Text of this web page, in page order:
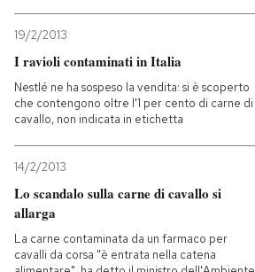
NEWSLETTER
I MIEI PREFERITI
SHOP
AREA PERSONALE
19/2/2013
I ravioli contaminati in Italia
Nestlé ne ha sospeso la vendita: si è scoperto
che contengono oltre l'1 per cento di carne di
cavallo, non indicata in etichetta
14/2/2013
Lo scandalo sulla carne di cavallo si
allarga
La carne contaminata da un farmaco per
cavalli da corsa "è entrata nella catena